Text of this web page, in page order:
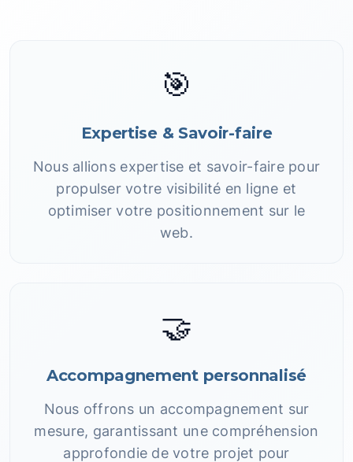
🎯
Expertise & Savoir-faire
Nous allions expertise et savoir-faire pour
propulser votre visibilité en ligne et
optimiser votre positionnement sur le
web.
🤝
Accompagnement personnalisé
Nous offrons un accompagnement sur
mesure, garantissant une compréhension
approfondie de votre projet pour